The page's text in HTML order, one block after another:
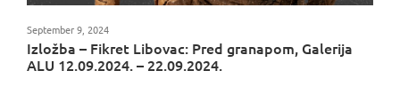
Izložba – Fikret Libovac: Pred granapom, Galerija
ALU 12.09.2024. – 22.09.2024.
September 9, 2024